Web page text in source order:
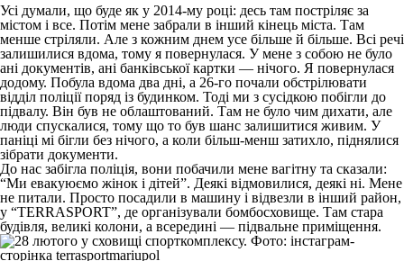
Усі думали, що буде як у 2014-му році: десь там постріляє за
містом і все. Потім мене забрали в інший кінець міста. Там
менше стріляли. Але з кожним днем усе більше й більше. Всі речі
залишилися вдома, тому я повернулася. У мене з собою не було
ані документів, ані банківської картки — нічого. Я повернулася
додому. Побула вдома два дні, а 26-го почали обстрілювати
відділ поліції поряд із будинком. Тоді ми з сусідкою побігли до
підвалу. Він був не облаштований. Там не було чим дихати, але
люди спускалися, тому що то був шанс залишитися живим. У
паніці мі бігли без нічого, а коли більш-менш затихло, піднялися
зібрати документи.
До нас забігла поліція, вони побачили мене вагітну та сказали:
“Ми евакуюємо жінок і дітей”. Деякі відмовилися, деякі ні. Мене
не питали. Просто посадили в машину і відвезли в інший район,
у “TERRASPORT”, де організували бомбосховище. Там стара
будівля, великі колони, а всередині — підвальне приміщення.